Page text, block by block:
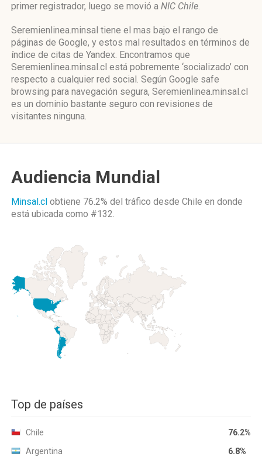
primer registrador, luego se movió a NIC Chile.
Seremienlinea.minsal tiene el mas bajo el rango de
páginas de Google, y estos mal resultados en términos de
índice de citas de Yandex. Encontramos que
Seremienlinea.minsal.cl está pobremente ‘socializado’ con
respecto a cualquier red social. Según Google safe
browsing para navegación segura, Seremienlinea.minsal.cl
es un dominio bastante seguro con revisiones de
visitantes ninguna.
Audiencia Mundial
Minsal.cl obtiene 76.2% del tráfico desde Chile en donde
está ubicada como #132.
Top de países
Chile
76.2%
Argentina
6.8%